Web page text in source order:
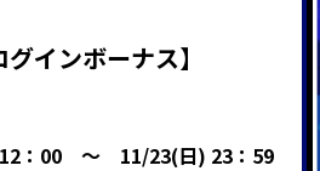
インボーナス】
：00 ～ 11/23(日) 23：59